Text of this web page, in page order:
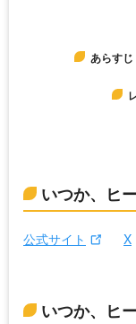
あらすじ
いつか、ヒ
公式サイト X
いつか、ヒ